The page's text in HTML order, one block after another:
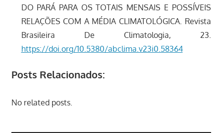
DO PARÁ PARA OS TOTAIS MENSAIS E POSSÍVEIS
RELAÇÕES COM A MÉDIA CLIMATOLÓGICA. Revista
Brasileira De Climatologia, 23.
https://doi.org/10.5380/abclima.v23i0.58364
Posts Relacionados:
No related posts.